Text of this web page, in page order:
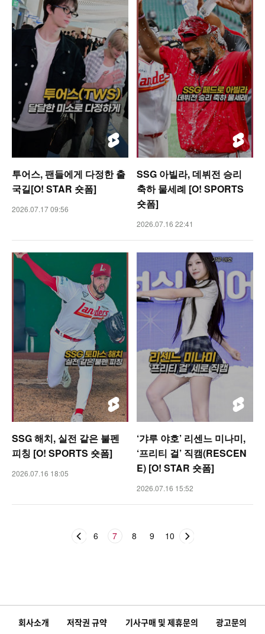
투어스, 팬들에게 다정한 출
국길[O! STAR 숏폼]
2026.07.17 09:56
SSG 아빌라, 데뷔전 승리
축하 물세례 [O! SPORTS
숏폼]
2026.07.16 22:41
SSG 해치, 실전 같은 불펜
피칭 [O! SPORTS 숏폼]
2026.07.16 18:05
‘갸루 야호’ 리센느 미나미,
‘프리티 걸’ 직캠(RESCEN
E) [O! STAR 숏폼]
2026.07.16 15:52
6 7 8 9 10
회사소개 저작권 규약 기사구매 및 제휴문의 광고문의